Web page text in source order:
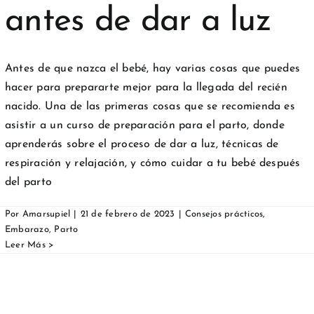
antes de dar a luz
Antes de que nazca el bebé, hay varias cosas que puedes
hacer para prepararte mejor para la llegada del recién
nacido. Una de las primeras cosas que se recomienda es
asistir a un curso de preparación para el parto, donde
aprenderás sobre el proceso de dar a luz, técnicas de
respiración y relajación, y cómo cuidar a tu bebé después
del parto
Por Amarsupiel 21 de febrero de 2023 Consejos prácticos,
Embarazo, Parto